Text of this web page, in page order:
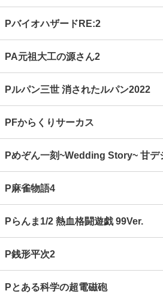
PバイオハザードRE:2
PA元祖大工の源さん2
Pルパン三世 消されたルパン2022
PFからくりサーカス
Pめぞん一刻~Wedding Story~ 甘デ
P麻雀物語4
Pらんま1/2 熱血格闘遊戯 99Ver.
P銭形平次2
Pとある科学の超電磁砲